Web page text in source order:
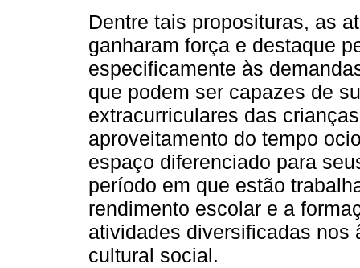
Dentre tais proposituras, as
ganharam força e destaque
especificamente às
que podem ser capazes de
extracurriculares das
aproveitamento do tempo
espaço diferenciado para
período em que estão
rendimento escolar e a
atividades diversificadas nos
cultural social.